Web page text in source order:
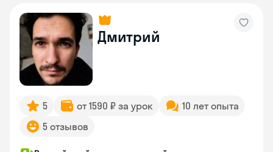
Дмитрий
5 от 1590 ₽ за урок
10 лет опыта
5 отзывов